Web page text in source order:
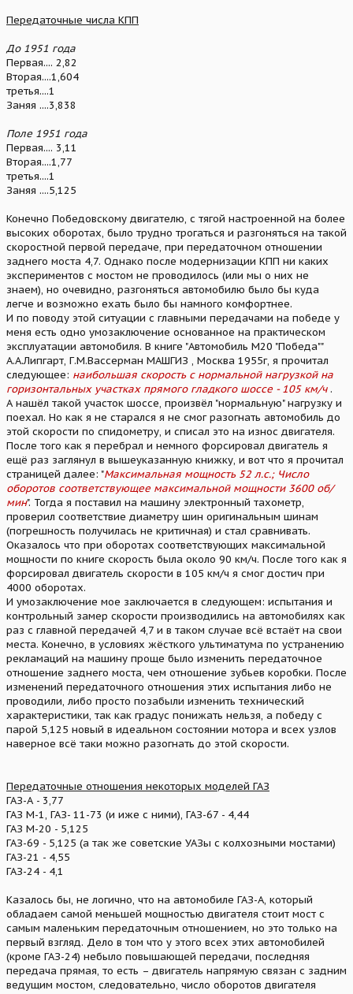
Передаточные числа КПП
До 1951 года
Первая.... 2,82
Вторая....1,604
третья....1
Заняя ....3,838
Поле 1951 года
Первая.... 3,11
Вторая....1,77
третья....1
Заняя ....5,125
Конечно Победовскому двигателю, с тягой настроенной на более
высоких оборотах, было трудно трогаться и разгоняться на такой
скоростной первой передаче, при передаточном отношении
заднего моста 4,7. Однако после модернизации КПП ни каких
экспериментов с мостом не проводилось (или мы о них не
знаем), но очевидно, разгоняться автомобилю было бы куда
легче и возможно ехать было бы намного комфортнее.
И по поводу этой ситуации с главными передачами на победе у
меня есть одно умозаключение основанное на практическом
эксплуатации автомобиля. В книге "Автомобиль М20 "Победа""
А.А.Липгарт, Г.М.Вассерман МАШГИЗ , Москва 1955г, я прочитал
следующее: наибольшая скорость с нормальной нагрузкой на
горизонтальных участках прямого гладкого шоссе - 105 км/ч.
А нашёл такой участок шоссе, произвёл "нормальную" нагрузку и
поехал. Но как я не старался я не смог разогнать автомобиль до
этой скорости по спидометру, и списал это на износ двигателя.
После того как я перебрал и немного форсировал двигатель я
ещё раз заглянул в вышеуказанную книжку, и вот что я прочитал
страницей далее: "Максимальная мощность 52 л.с.; Число
оборотов соответствующее максимальной мощности 3600 об/
мин". Тогда я поставил на машину электронный тахометр,
проверил соответствие диаметру шин оригинальным шинам
(погрешность получилась не критичная) и стал сравнивать.
Оказалось что при оборотах соответствующих максимальной
мощности по книге скорость была около 90 км/ч. После того как я
форсировал двигатель скорости в 105 км/ч я смог достич при
4000 оборотах.
И умозаключение мое заключается в следующем: испытания и
контрольный замер скорости производились на автомобилях как
раз с главной передачей 4,7 и в таком случае всё встаёт на свои
места. Конечно, в условиях жёсткого ультиматума по устранению
рекламаций на машину проще было изменить передаточное
отношение заднего моста, чем отношение зубьев коробки. После
изменений передаточного отношения этих испытания либо не
проводили, либо просто позабыли изменить технический
характеристики, так как градус понижать нельзя, а победу с
парой 5,125 новый в идеальном состоянии мотора и всех узлов
наверное всё таки можно разогнать до этой скорости.
Передаточные отношения некоторых моделей ГАЗ
ГАЗ-А - 3,77
ГАЗ М-1, ГАЗ- 11-73 (и иже с ними), ГАЗ-67 - 4,44
ГАЗ М-20 - 5,125
ГАЗ-69 - 5,125 (а так же советские УАЗы с колхозными мостами)
ГАЗ-21 - 4,55
ГАЗ-24 - 4,1
Казалось бы, не логично, что на автомобиле ГАЗ-А, который
обладаем самой меньшей мощностью двигателя стоит мост с
самым маленьким передаточным отношением, но это только на
первый взгляд. Дело в том что у этого всех этих автомобилей
(кроме ГАЗ-24) небыло повышающей передачи, последняя
передача прямая, то есть – двигатель напрямую связан с задним
ведущим мостом, следовательно, число оборотов двигателя